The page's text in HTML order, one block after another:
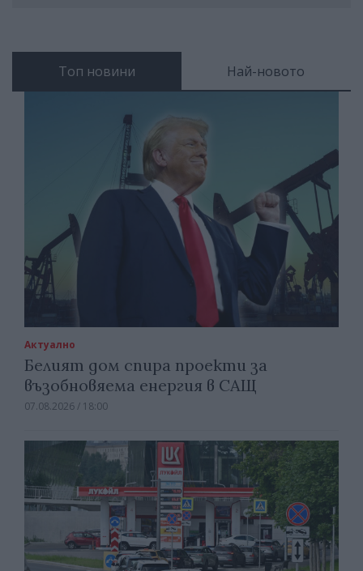
Топ новини Най-новото
Актуално
Белият дом спира проекти за
възобновяема енергия в САЩ
07.08.2026 / 18:00